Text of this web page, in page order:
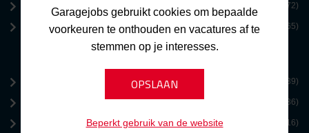
(572)
Zeeland (365)
(39)
(36)
Oost-Vlaanderen (16)
Garagejobs gebruikt cookies om bepaalde
voorkeuren te onthouden en vacatures af te
stemmen op je interesses.
Beperkt gebruik van de website